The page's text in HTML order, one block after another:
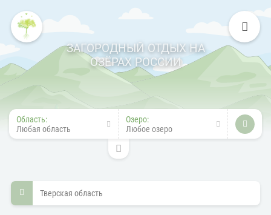
ЗАГОРОДНЫЙ ОТДЫХ НА
ОЗЁРАХ РОССИИ
Область:
Любая область
Озеро:
Любое озеро
Тверская область